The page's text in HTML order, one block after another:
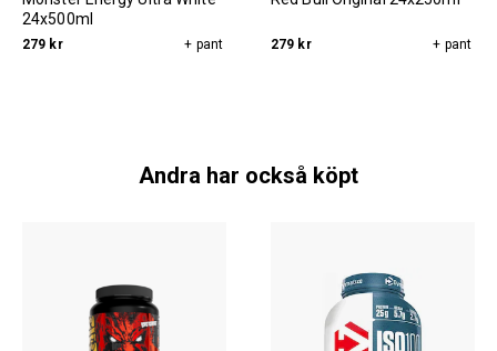
24x500ml
279 kr + pant 279 kr + pant
Andra har också köpt